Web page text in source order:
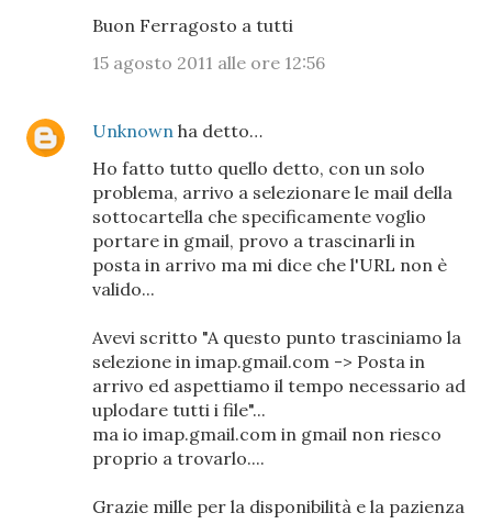
Buon Ferragosto a tutti
15 agosto 2011 alle ore 12:56
Unknown ha detto…
Ho fatto tutto quello detto, con un solo
problema, arrivo a selezionare le mail della
sottocartella che specificamente voglio
portare in gmail, provo a trascinarli in
posta in arrivo ma mi dice che l'URL non è
valido...
Avevi scritto "A questo punto trasciniamo la
selezione in imap.gmail.com -> Posta in
arrivo ed aspettiamo il tempo necessario ad
uplodare tutti i file"...
ma io imap.gmail.com in gmail non riesco
proprio a trovarlo....
Grazie mille per la disponibilità e la pazienza